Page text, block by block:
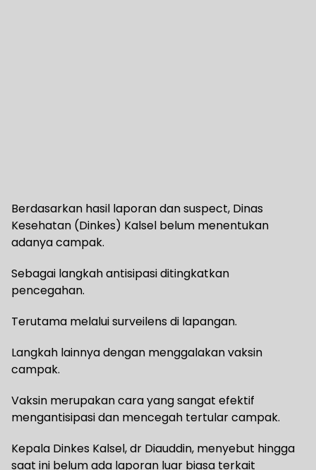
Berdasarkan hasil laporan dan suspect, Dinas
Kesehatan (Dinkes) Kalsel belum menentukan
adanya campak.
Sebagai langkah antisipasi ditingkatkan
pencegahan.
Terutama melalui surveilens di lapangan.
Langkah lainnya dengan menggalakan vaksin
campak.
Vaksin merupakan cara yang sangat efektif
mengantisipasi dan mencegah tertular campak.
Kepala Dinkes Kalsel, dr Diauddin, menyebut hingga
saat ini belum ada laporan luar biasa terkait